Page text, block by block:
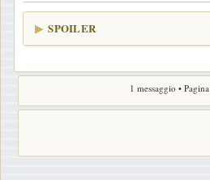
g
i
SPOILER
1 messaggio • Pagina